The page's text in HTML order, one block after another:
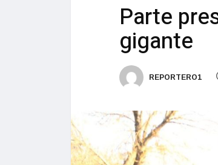
Parte
gigante
REPORTERO1